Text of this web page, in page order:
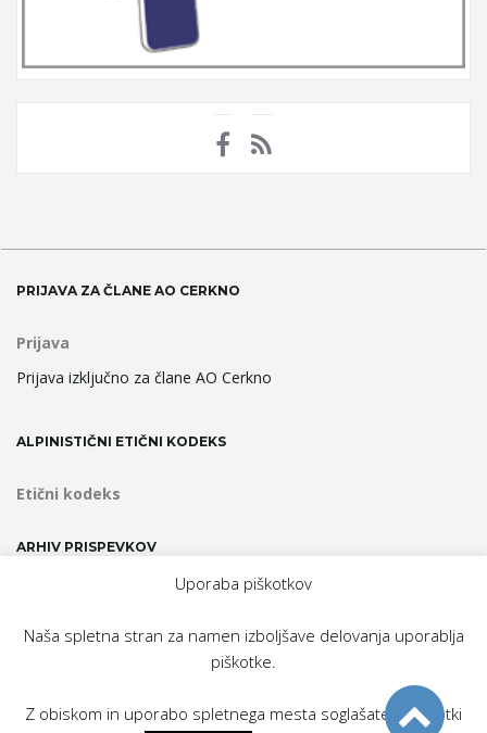
PRIJAVA ZA ČLANE AO CERKNO
Prijava
Prijava izključno za člane AO Cerkno
ALPINISTIČNI ETIČNI KODEKS
Etični kodeks
ARHIV PRISPEVKOV
O Odseku
Obvestila
Uporaba piškotkov
Naša spletna stran za namen izboljšave delovanja uporablja
piškotke.
Z obiskom in uporabo spletnega mesta soglašate s piškotki